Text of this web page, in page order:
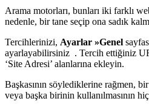
Arama motorları, bunları iki farklı
nedenle, bir tane seçip ona sadık
Tercihlerinizi, Ayarlar »Genel
ayarlayabilirsiniz . Tercih ettiğiniz
‘Site Adresi’ alanlarına ekleyin.
Başkasının söylediklerine rağmen,
veya başka birinin kullanılmasının